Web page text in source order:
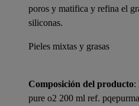
poros y matifica y refina el
siliconas.
Pieles mixtas y grasas
Composición del producto:
pure o2 200 ml ref.